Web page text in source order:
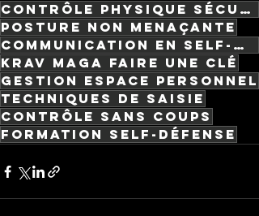
contrôle physique sécurisé
posture non menaçante
communication en self-défense
Krav Maga faire une clé
gestion espace personnel
techniques de saisie
contrôle sans coups
formation self-défense